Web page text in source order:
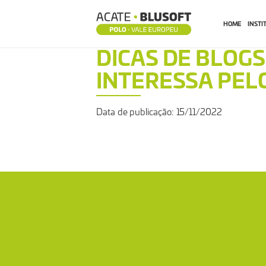
HOME
PARA
DICAS DE
INTERESSA
Data de publicação: 15/11/2022